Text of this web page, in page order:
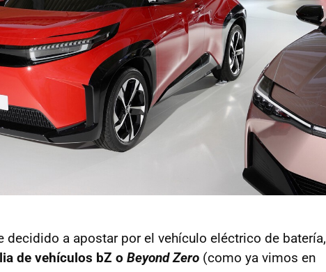
decidido a apostar por el vehículo eléctrico de batería,
de vehículos bZ o Beyond Zero (como ya vimos en